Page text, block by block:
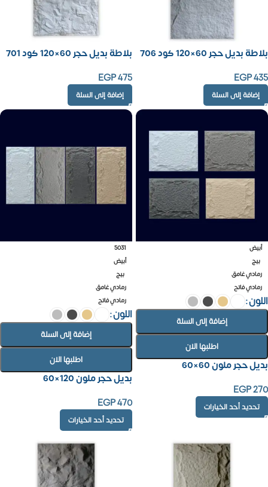
بلاطة بديل حجر 60×120 كود 706
EGP435
إضافة إلى السلة
بلاطة بديل حجر 60×120 كود 701
EGP475
إضافة إلى السلة
أبيض
بيج
رمادي غامق
رمادي فاتح
اللون
إضافة إلى السلة
اطلبها الان
بديل حجر ملون 60×60
EGP270
تحديد أحد الخيارات
5031
أبيض
بيج
رمادي غامق
رمادي فاتح
اللون
إضافة إلى السلة
اطلبها الان
بديل حجر ملون 120×60
EGP470
تحديد أحد الخيارات